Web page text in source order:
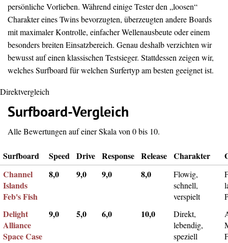
persönliche Vorlieben. Während einige Tester den „loosen“
Charakter eines Twins bevorzugten, überzeugten andere Boards
mit maximaler Kontrolle, einfacher Wellenausbeute oder einem
besonders breiten Einsatzbereich. Genau deshalb verzichten wir
bewusst auf einen klassischen Testsieger. Stattdessen zeigen wir,
welches Surfboard für welchen Surfertyp am besten geeignet ist.
Direktvergleich
Surfboard-Vergleich
Alle Bewertungen auf einer Skala von 0 bis 10.
Surfboard Speed Drive Response Release Charakter
Channel
Islands
Feb's Fish
8,0 9,0 9,0 8,0
Flowig,
schnell,
verspielt
Delight
Alliance
Space Case
9,0 5,0 6,0 10,0
Direkt,
lebendig,
speziell